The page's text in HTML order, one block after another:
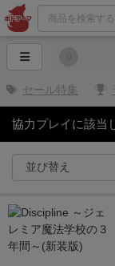
セール特集
協力プレイに該当